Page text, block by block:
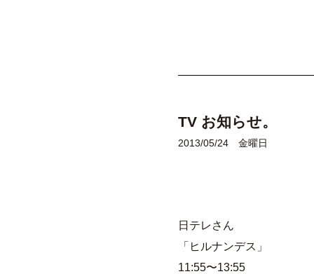
TV お知らせ。
2013/05/24 金曜日
日テレさん
「ヒルナンデス」
11:55〜13:55